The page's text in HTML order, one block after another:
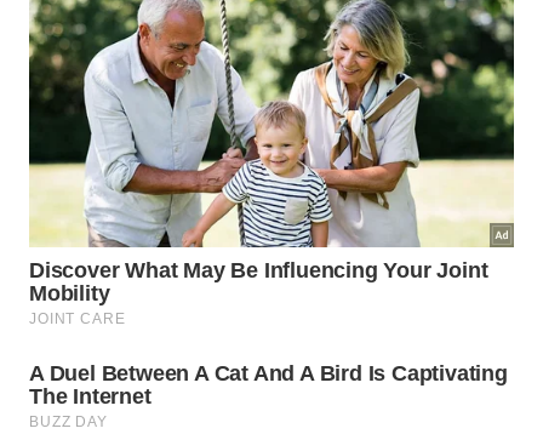
material. – Imagem gerada por IA
Para ajudar você a passar longe desses problemas